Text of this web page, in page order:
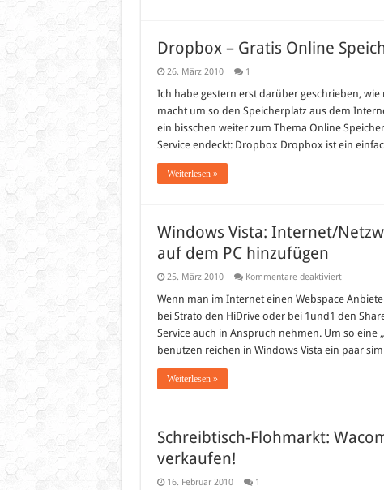
Dropbox – Gratis Online
26. März 2010 1
Ich habe gestern erst darüber geschrieben,
macht um so den Speicherplatz aus dem
ein bisschen weiter zum Thema Online
Service endeckt: Dropbox Dropbox ist ein
Weiterlesen »
Windows Vista: Internet/
auf dem PC hinzufügen
25. März 2010 Kommentare deaktiviertfür
Vista:
Internet/
(z.B.
Online-
Festplatte)
auf
Wenn man im Internet einen Webspace
bei Strato den HiDrive oder bei 1und1 den
Service auch in Anspruch nehmen. Um so eine
benutzen reichen in Windows Vista ein paar
Weiterlesen »
Schreibtisch-Flohmarkt:
verkaufen!
16. Februar 2010 1